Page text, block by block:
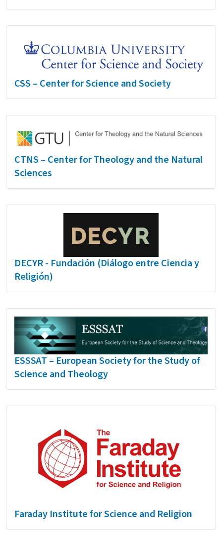
CSS – Center for Science and Society
CTNS – Center for Theology and the Natural
Sciences
DECYR - Fundación (Diálogo entre Ciencia y
Religión)
ESSSAT – European Society for the Study of
Science and Theology
Faraday Institute for Science and Religion